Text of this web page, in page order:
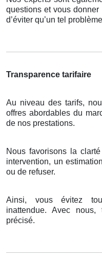
questions et vous donner
d’éviter qu’un tel
Transparence tarifaire
Au niveau des tarifs,
offres abordables du
de nos prestations.
Nous favorisons la
intervention, un
ou de refuser.
Ainsi, vous évitez
inattendue. Avec
précisé.